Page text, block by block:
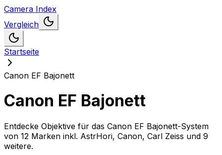
Camera Index
Vergleich
Startseite
Canon EF Bajonett
Canon EF Bajonett
Entdecke Objektive für das Canon EF Bajonett-System
von 12 Marken inkl. AstrHori, Canon, Carl Zeiss und 9
weitere.